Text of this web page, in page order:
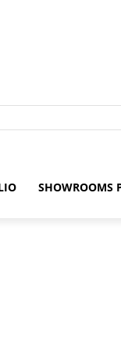
SHOWROOMS